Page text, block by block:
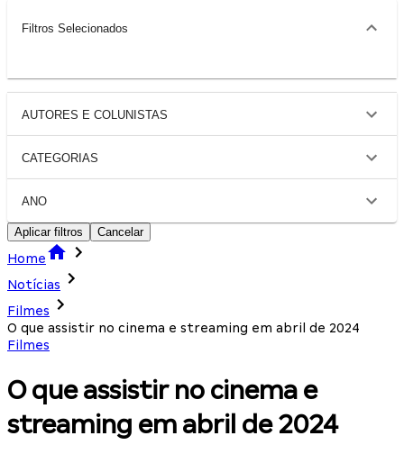
Filtros Selecionados
AUTORES E COLUNISTAS
CATEGORIAS
ANO
Aplicar filtros Cancelar
Home
Notícias
Filmes
O que assistir no cinema e streaming em abril de 2024
Filmes
O que assistir no cinema e
streaming em abril de 2024